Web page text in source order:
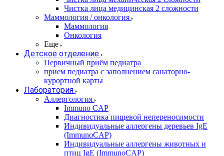
Чистка лица медицинская 2 сложности
Маммология / онкология
Маммология
Онкология
Еще
Детское отделение
Первичный приём педиатра
прием педиатра с заполнением санаторно-
курортной карты
Лаборатория
Аллергология
Immuno CAP
Диагностика пищевой непереносимости
Индивидуальные аллергены деревьев IgE
(ImmunoCAP)
Индивидуальные аллергены животных и
птиц IgE (ImmunoCAP)